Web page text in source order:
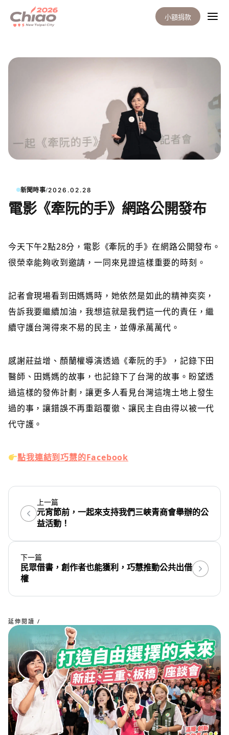
小額捐款
新聞時事/2026.02.28
電影《牽阮的手》網路公開發布
今天下午2點28分，電影《牽阮的手》在網路公開發布。
很榮幸能夠收到邀請，一同來見證這樣重要的時刻。
記者會現場看到田媽媽時，她依然是如此的精神奕奕，
告訴我要繼續加油，我想這就是我們這一代的責任，繼
續守護台灣得來不易的民主，並傳承萬萬代。
感謝莊益增、顏蘭權導演透過《牽阮的手》，記錄下田
醫師、田媽媽的故事，也記錄下了台灣的故事。盼望透
過這樣的發佈計劃，讓更多人看見台灣這塊土地上發生
過的事，讓錯誤不再重蹈覆徹、讓民主自由得以被一代
代守護。
點我連結到巧慧的Facebook
上一篇
元宵節前，一起來支持我們三峽青商會舉辦的公
益活動！
下一篇
民眾借書，創作者也能獲利，巧慧推動公共出借
權
延伸閱讀 /